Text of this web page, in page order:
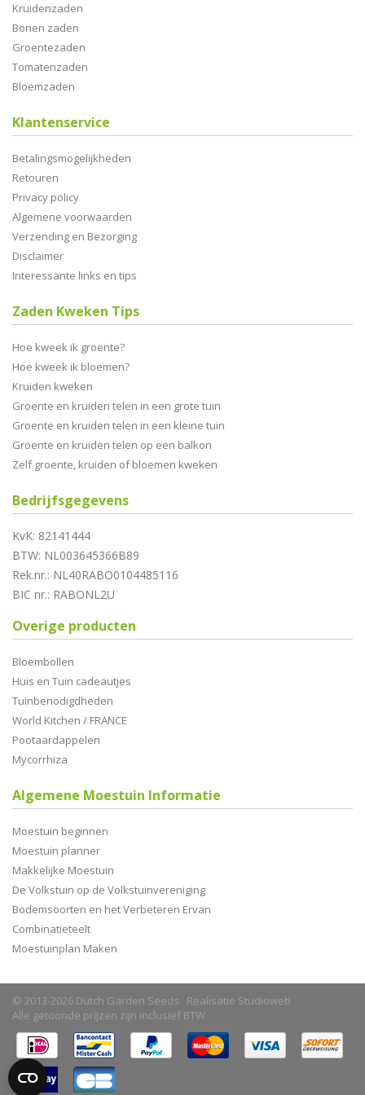
Kruidenzaden
Bonen zaden
Groentezaden
Tomatenzaden
Bloemzaden
Klantenservice
Betalingsmogelijkheden
Retouren
Privacy policy
Algemene voorwaarden
Verzending en Bezorging
Disclaimer
Interessante links en tips
Zaden Kweken Tips
Hoe kweek ik groente?
Hoe kweek ik bloemen?
Kruiden kweken
Groente en kruiden telen in een grote tuin
Groente en kruiden telen in een kleine tuin
Groente en kruiden telen op een balkon
Zelf groente, kruiden of bloemen kweken
Bedrijfsgegevens
KvK: 82141444
BTW: NL003645366B89
Rek.nr.: NL40RABO0104485116
BIC nr.: RABONL2U
Overige producten
Bloembollen
Huis en Tuin cadeautjes
Tuinbenodigdheden
World Kitchen / FRANCE
Pootaardappelen
Mycorrhiza
Algemene Moestuin Informatie
Moestuin beginnen
Moestuin planner
Makkelijke Moestuin
De Volkstuin op de Volkstuinvereniging
Bodemsoorten en het Verbeteren Ervan
Combinatieteelt
Moestuinplan Maken
© 2013-2026 Dutch Garden Seeds. Realisatie Studioweb
Alle getoonde prijzen zijn inclusief BTW